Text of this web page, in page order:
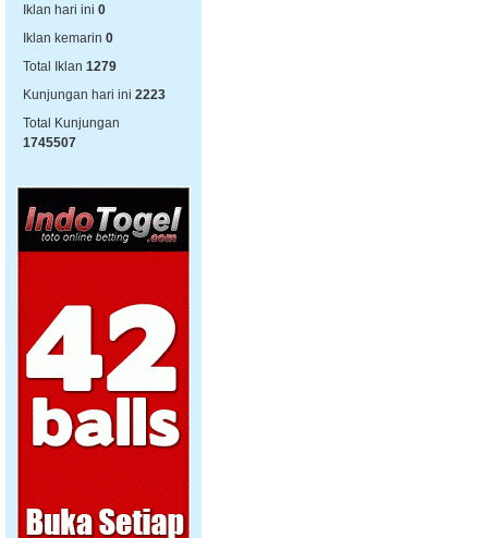
Iklan hari ini 0
Iklan kemarin 0
Total Iklan 1279
Kunjungan hari ini 2223
Total Kunjungan
1745507